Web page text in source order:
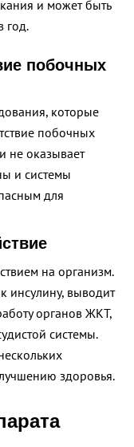
и может быть
год.
побочных
которые
побочных
не оказывает
и системы
для
на организм.
инсулину, выводит
органов ЖКТ,
системы.
здоровья.